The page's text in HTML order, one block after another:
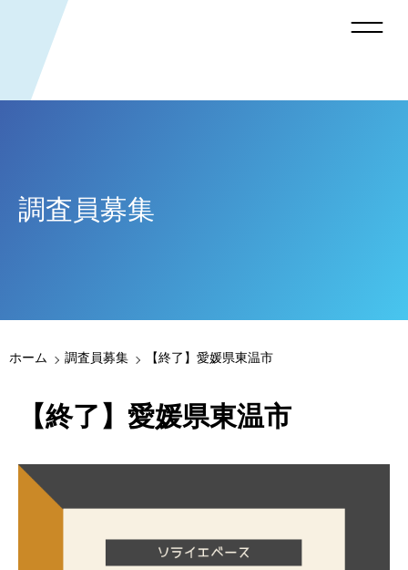
調査員募集
ホーム 調査員募集 【終了】愛媛県東温市
【終了】愛媛県東温市